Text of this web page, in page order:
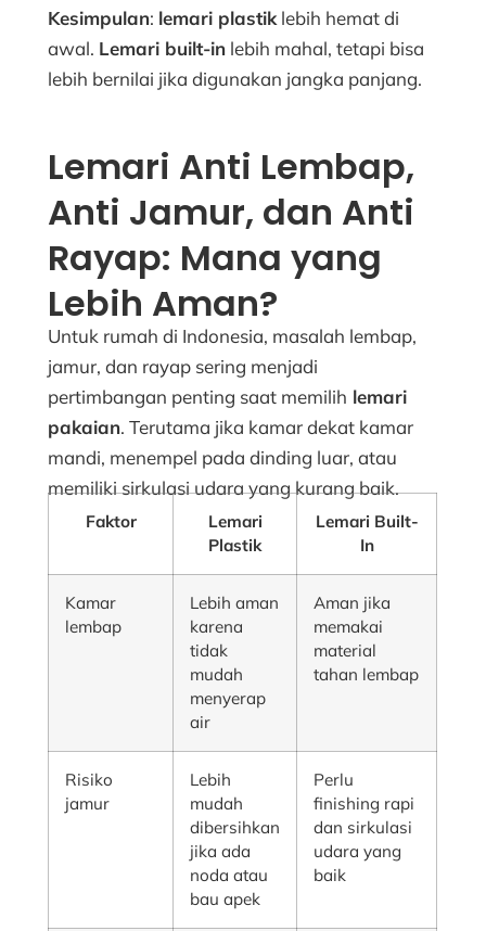
Kesimpulan: lemari plastik lebih hemat di
awal. Lemari built-in lebih mahal, tetapi bisa
lebih bernilai jika digunakan jangka panjang.
Lemari Anti Lembap,
Anti Jamur, dan Anti
Rayap: Mana yang
Lebih Aman?
Untuk rumah di Indonesia, masalah lembap,
jamur, dan rayap sering menjadi
pertimbangan penting saat memilih lemari
pakaian. Terutama jika kamar dekat kamar
mandi, menempel pada dinding luar, atau
memiliki sirkulasi udara yang kurang baik.
Faktor
Lemari
Plastik
Lemari Built-
In
Kamar
lembap
Lebih aman
karena
tidak
mudah
menyerap
air
Aman jika
memakai
material
tahan lembap
Risiko
jamur
Lebih
mudah
dibersihkan
jika ada
noda atau
bau apek
Perlu
finishing rapi
dan sirkulasi
udara yang
baik